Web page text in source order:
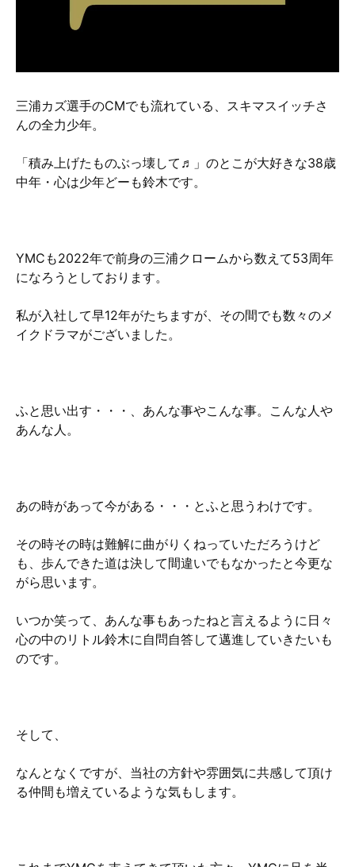
三浦カズ選手のCMでも流れている、スキマスイッチさ
んの全力少年。
「積み上げたものぶっ壊して♬」のとこが大好きな38歳
中年・心は少年どーも鈴木です。
YMCも2022年で前身の三浦クロームから数えて53周年
になろうとしております。
私が入社して早12年がたちますが、その間でも数々のメ
イクドラマがございました。
ふと思い出す・・・、あんな事やこんな事。こんな人や
あんな人。
あの時があって今がある・・・とふと思うわけです。
その時その時は難解に曲がりくねっていただろうけど
も、歩んできた道は決して間違いでもなかったと今更な
がら思います。
いつか笑って、あんな事もあったねと言えるように日々
心の中のリトル鈴木に自問自答して邁進していきたいも
のです。
そして、
なんとなくですが、当社の方針や雰囲気に共感して頂け
る仲間も増えているような気もします。